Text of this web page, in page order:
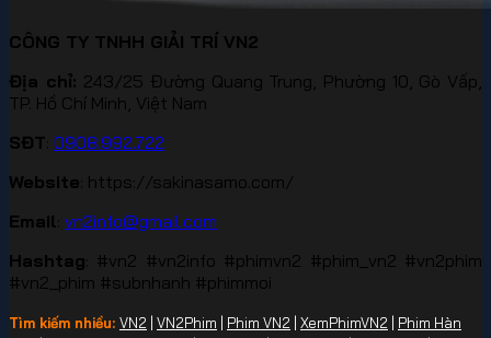
CÔNG TY TNHH GIẢI TRÍ VN2
Địa chỉ: 243/25 Đường Quang Trung, Phường 10, Gò Vấp,
TP. Hồ Chí Minh, Việt Nam
SĐT 0908.992.722
Website : https://sakinasamo.com/
Email vn2info@gmail.com
Hashtag : #vn2 #vn2info #phimvn2 #phim_vn2 #vn2phim
#vn2_phim #subnhanh #phimmoi
Tìm kiếm nhiều: VN2 VN2Phim Phim VN2 XemPhimVN2
Phim Hàn